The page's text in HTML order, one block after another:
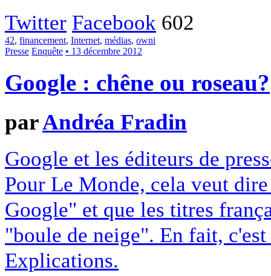
Twitter Facebook 602
42, financement, Internet, médias, owni
Presse Enquête • 13 décembre 2012
Google : chêne ou roseau?
parAndréa Fradin
Google et les éditeurs de
Pour Le Monde, cela veut
Google" et que les titres
"boule de neige". En fait,
Explications.